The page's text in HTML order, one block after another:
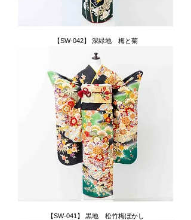
【SW-042】 深緑地 梅と菊
【SW-041】 黒地 松竹梅ぼかし